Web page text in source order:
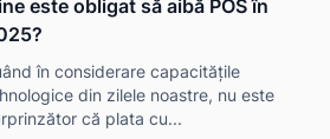
este obligat să aibă POS în
în considerare capacitățile
din zilele noastre, nu este
că plata cu...